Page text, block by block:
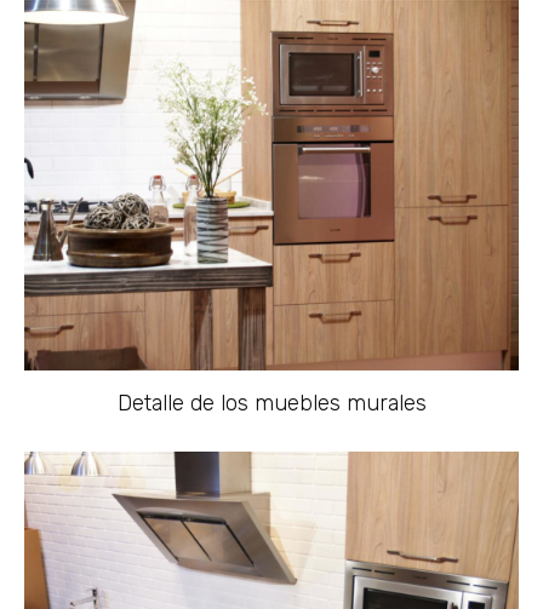
Detalle de los muebles murales